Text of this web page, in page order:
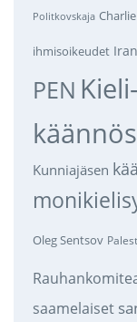
Politkovskaja
ihmisoikeudet Iran
PEN
Kunniajäsen
Oleg Sentsov
saamelaiset